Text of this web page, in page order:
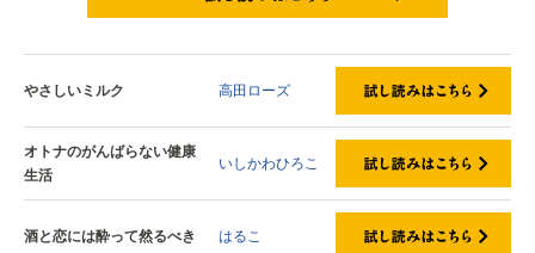
やさしいミルク 高田ローズ
オトナのがんばらない健康
生活
いしかわひろこ
酒と恋には酔って然るべき はるこ